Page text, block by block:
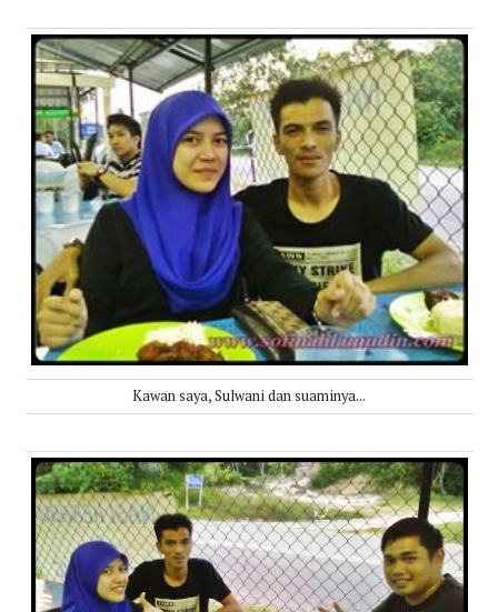
Kawan saya, Sulwani dan suaminya...